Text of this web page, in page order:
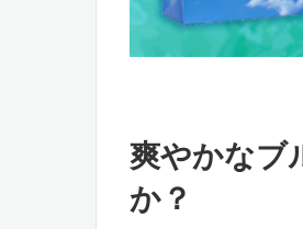
爽やかなブ
か？